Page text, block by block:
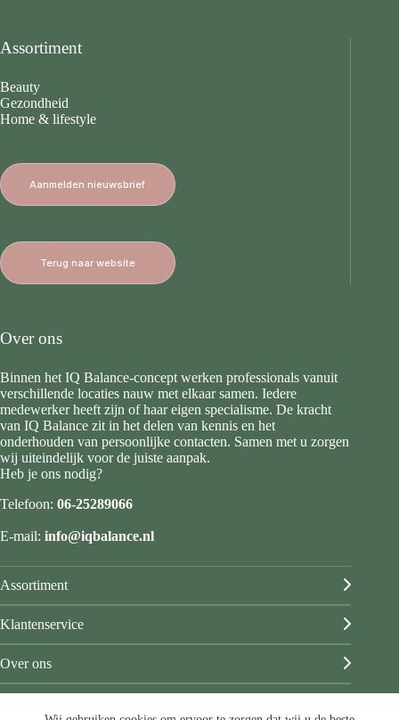
Assortiment
Beauty
Gezondheid
Home & lifestyle
Aanmelden nieuwsbrief
Terug naar website
Over ons
Binnen het IQ Balance-concept werken professionals vanuit
verschillende locaties nauw met elkaar samen. Iedere
medewerker heeft zijn of haar eigen specialisme. De kracht
van IQ Balance zit in het delen van kennis en het
onderhouden van persoonlijke contacten. Samen met u zorgen
wij uiteindelijk voor de juiste aanpak.
Heb je ons nodig?
Telefoon: 06-25289066
E-mail: info@iqbalance.nl
Assortiment
Klantenservice
Over ons